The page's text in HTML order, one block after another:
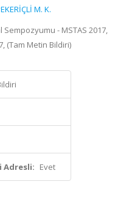
M. K.
Sempozyumu - MSTAS 2017,
(Tam Metin Bildiri)
Adresli: Evet